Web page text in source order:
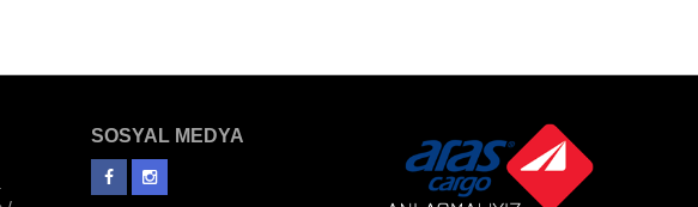
SOSYAL MEDYA